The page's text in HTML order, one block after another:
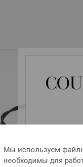
Мы используем
необходимы для